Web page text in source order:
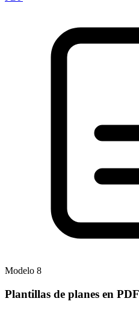
Modelo 8
Plantillas de planes en PDF